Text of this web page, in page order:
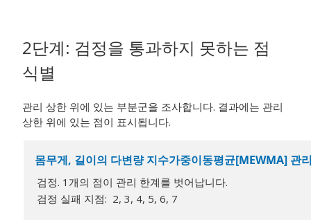
2단계: 검정을 통과하지 못하는 점
식별
관리 상한 위에 있는 부분군을 조사합니다. 결과에는 관리
상한 위에 있는 점이 표시됩니다.
몸무게, 길이의 다변량 지수가중이동평균[MEWMA] 관
검정. 1개의 점이 관리 한계를 벗어납니다.
검정 실패 지점: 2, 3, 4, 5, 6, 7